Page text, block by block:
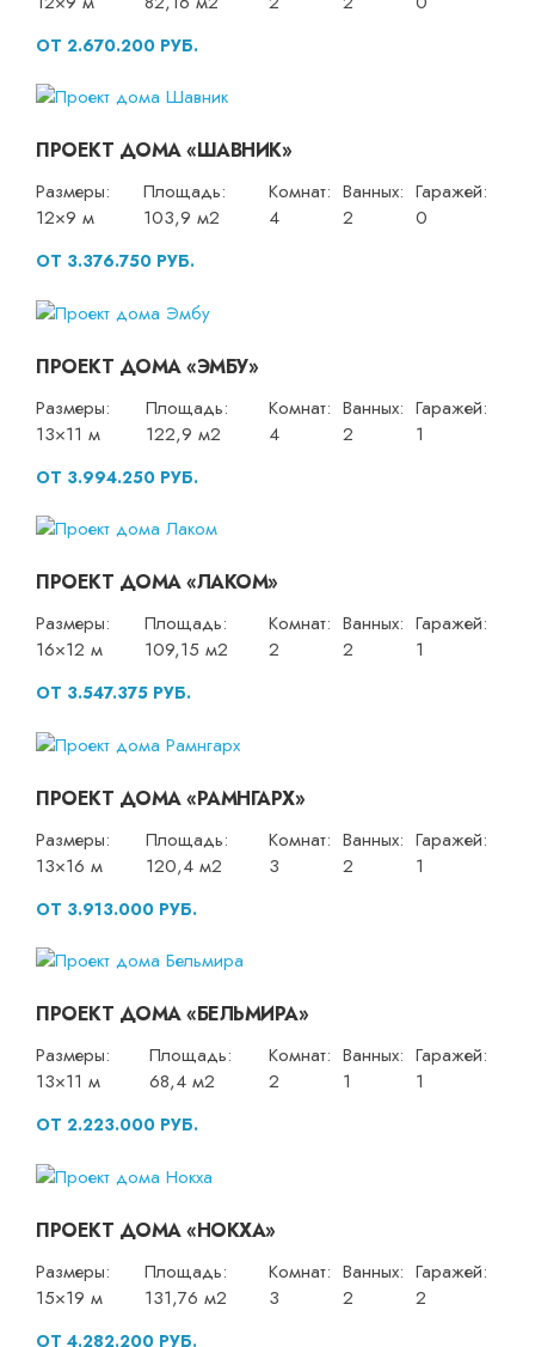
ОТ 2.670.200 РУБ.
ПРОЕКТ ДОМА «ШАВНИК»
Размеры:
12×9 м
Площадь:
103,9 м2
Комнат:
4
Ванных:
2
Гаражей:
0
ОТ 3.376.750 РУБ.
ПРОЕКТ ДОМА «ЭМБУ»
Размеры:
13×11 м
Площадь:
122,9 м2
Комнат:
4
Ванных:
2
Гаражей:
1
ОТ 3.994.250 РУБ.
ПРОЕКТ ДОМА «ЛАКОМ»
Размеры:
16×12 м
Площадь:
109,15 м2
Комнат:
2
Ванных:
2
Гаражей:
1
ОТ 3.547.375 РУБ.
ПРОЕКТ ДОМА «РАМНГАРХ»
Размеры:
13×16 м
Площадь:
120,4 м2
Комнат:
3
Ванных:
2
Гаражей:
1
ОТ 3.913.000 РУБ.
ПРОЕКТ ДОМА «БЕЛЬМИРА»
Размеры:
13×11 м
Площадь:
68,4 м2
Комнат:
2
Ванных:
1
Гаражей:
1
ОТ 2.223.000 РУБ.
ПРОЕКТ ДОМА «НОКХА»
Размеры:
15×19 м
Площадь:
131,76 м2
Комнат:
3
Ванных:
2
Гаражей:
2
ОТ 4.282.200 РУБ.